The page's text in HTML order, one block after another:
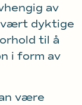
av
dyktige
til å
i form av
være